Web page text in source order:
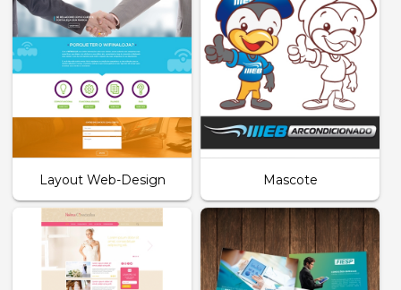
Layout Web-Design Mascote